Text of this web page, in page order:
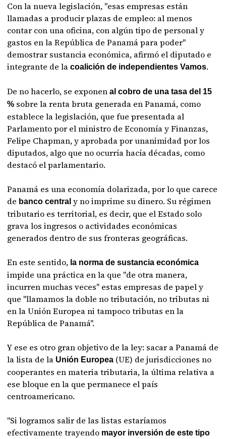
Con la nueva legislación, "esas empresas están
llamadas a producir plazas de empleo: al menos
contar con una oficina, con algún tipo de personal y
gastos en la República de Panamá para poder"
demostrar sustancia económica, afirmó el diputado e
integrante de lacoalición de independientes Vamos.
De no hacerlo, se exponenal cobro de una tasa del 15
% sobre la renta bruta generada en Panamá, como
establece la legislación, que fue presentada al
Parlamento por el ministro de Economía y Finanzas,
Felipe Chapman, y aprobada por unanimidad por los
diputados, algo que no ocurría hacía décadas, como
destacó el parlamentario.
Panamá es una economía dolarizada, por lo que carece
de banco centraly no imprime su dinero. Su régimen
tributario es territorial, es decir, que el Estado solo
grava los ingresos o actividades económicas
generados dentro de sus fronteras geográficas.
En este sentido, la norma de sustancia económica
impide una práctica en la que "de otra manera,
incurren muchas veces" estas empresas de papel y
que "llamamos la doble no tributación, no tributas ni
en la Unión Europea ni tampoco tributas en la
República de Panamá".
Y ese es otro gran objetivo de la ley: sacar a Panamá de
la lista de la Unión Europea (UE) de jurisdicciones no
cooperantes en materia tributaria, la última relativa a
ese bloque en la que permanece el país
centroamericano.
"Si logramos salir de las listas estaríamos
efectivamente trayendo mayor inversión de este tipo